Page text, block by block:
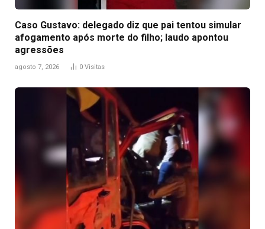
Caso Gustavo: delegado diz que pai tentou simular
afogamento após morte do filho; laudo apontou
agressões
agosto 7, 2026 0 Visitas